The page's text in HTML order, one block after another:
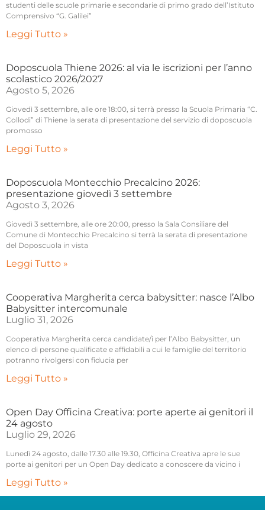
studenti delle scuole primarie e secondarie di primo grado dell’Istituto
Comprensivo “G. Galilei”
Leggi Tutto »
Doposcuola Thiene 2026: al via le iscrizioni per l’anno
scolastico 2026/2027
Agosto 5, 2026
Giovedì 3 settembre, alle ore 18:00, si terrà presso la Scuola Primaria “C.
Collodi” di Thiene la serata di presentazione del servizio di doposcuola
promosso
Leggi Tutto »
Doposcuola Montecchio Precalcino 2026:
presentazione giovedì 3 settembre
Agosto 3, 2026
Giovedì 3 settembre, alle ore 20:00, presso la Sala Consiliare del
Comune di Montecchio Precalcino si terrà la serata di presentazione
del Doposcuola in vista
Leggi Tutto »
Cooperativa Margherita cerca babysitter: nasce l’Albo
Babysitter intercomunale
Luglio 31, 2026
Cooperativa Margherita cerca candidate/i per l’Albo Babysitter, un
elenco di persone qualificate e affidabili a cui le famiglie del territorio
potranno rivolgersi con fiducia per
Leggi Tutto »
Open Day Officina Creativa: porte aperte ai genitori il
24 agosto
Luglio 29, 2026
Lunedì 24 agosto, dalle 17.30 alle 19.30, Officina Creativa apre le sue
porte ai genitori per un Open Day dedicato a conoscere da vicino i
Leggi Tutto »